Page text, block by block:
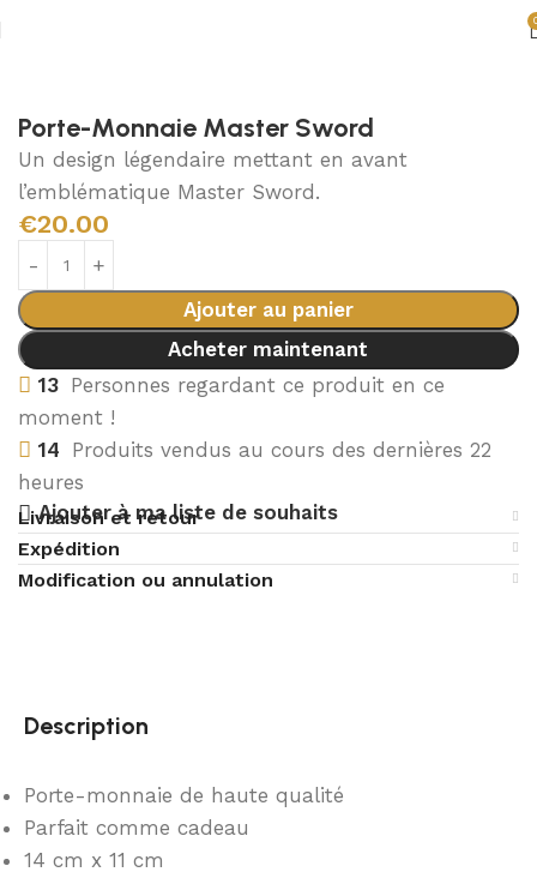
Porte-Monnaie Master Sword
Un design légendaire mettant en avant
l’emblématique Master Sword.
€20.00
Ajouter au panier
Acheter maintenant
13 Personnes regardant ce produit en ce
moment !
14 Produits vendus au cours des dernières 22
heures
Ajouter à ma liste de souhaits
Livraison et retour
Expédition
Modification ou annulation
Description
Porte-monnaie de haute qualité
Parfait comme cadeau
14 cm x 11 cm